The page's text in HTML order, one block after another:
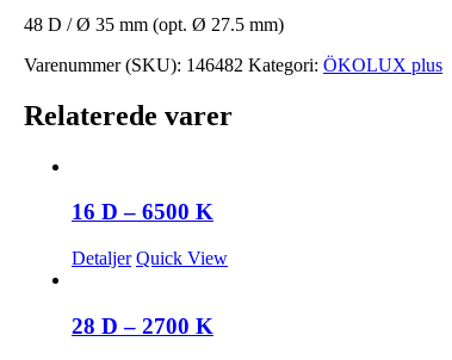
48 D / Ø 35 mm (opt. Ø 27.5 mm)
Varenummer (SKU): 146482 Kategori: ÖKOLUX plus
Relaterede varer
16 D – 6500 K
Detaljer Quick View
28 D – 2700 K